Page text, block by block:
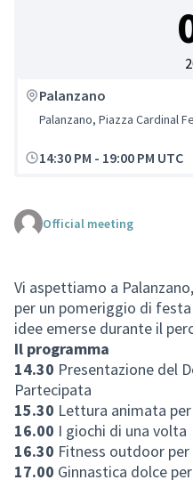
Palanzano
Palanzano, Piazza Cardinal
14:30 PM - 19:00 PM UTC
Official meeting
Vi aspettiamo a
per un pomeriggio di
idee emerse durante il
Il programma
14.30 Presentazione del
Partecipata
15.30 Lettura animata
16.00 I giochi di una volta
16.30 Fitness outdoor per
17.00 Ginnastica dolce